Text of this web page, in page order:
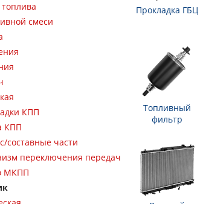
смеси
КПП
КПП
составные части
переключения передач
МКПП
Прокладка ГБЦ
Топливный
фильтр